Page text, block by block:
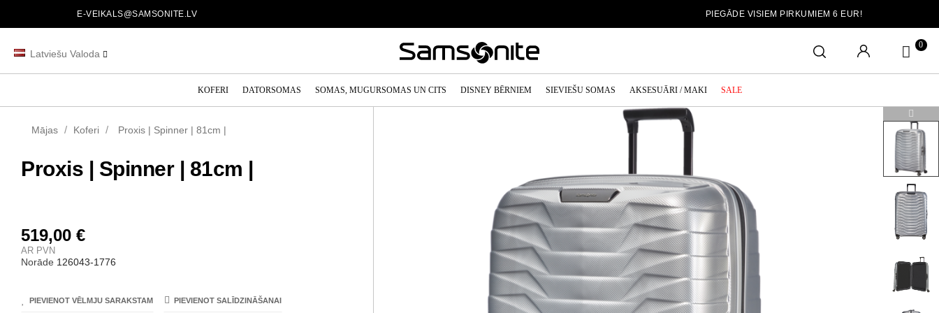
E-VEIKALS@SAMSONITE.LV PIEGĀDE VISIEM PIRKUMIEM 6 EUR!
Latviešu Valoda
0
KOFERI DATORSOMAS SOMAS, MUGURSOMAS UN CITS DISNEY BĒRNIEM SIEVIEŠU SOMAS AKSESUĀRI / MAKI SALE
Mājas Koferi Proxis | Spinner | 81cm |
Proxis | Spinner | 81cm |
519,00 €
AR PVN
Norāde 126043-1776
PIEVIENOT VĒLMJU SARAKSTAM PIEVIENOT SALĪDZINĀŠANAI